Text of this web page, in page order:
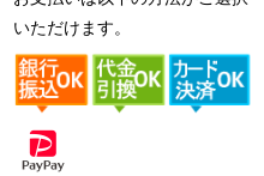
いただけます。